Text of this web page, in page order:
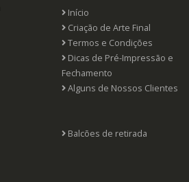
Início
Criação de Arte Final
Termos e Condições
Dicas de Pré-Impressão e
Fechamento
Alguns de Nossos Clientes
Balcões de retirada